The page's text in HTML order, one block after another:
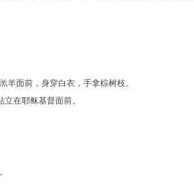
羊面前，身穿白衣，手拿棕树枝。
在耶稣基督面前。